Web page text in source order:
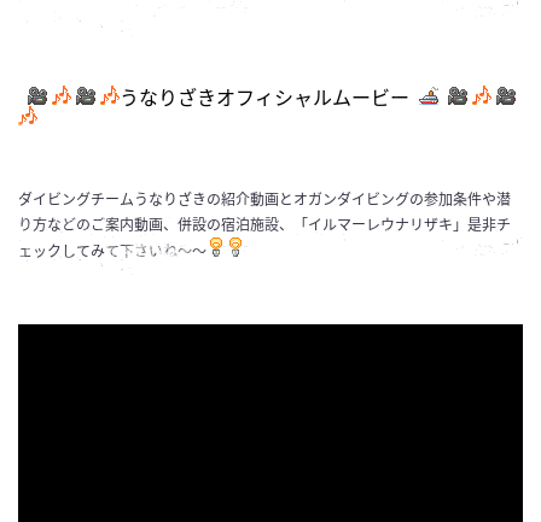
うなりざきオフィシャルムービー
ダイビングチームうなりざきの紹介動画とオガンダイビングの参加条件や潜
り方などのご案内動画、併設の宿泊施設、「イルマーレウナリザキ」是非チ
ェックしてみて下さいね～～